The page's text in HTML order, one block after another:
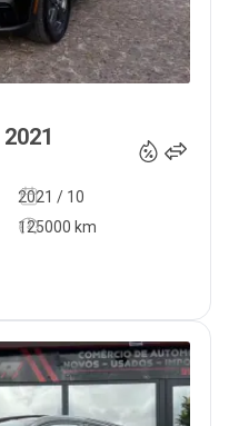
2021
2021 / 10
125000 km